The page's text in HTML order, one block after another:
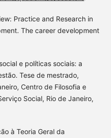
Practice and Research in
The career development
e políticas sociais: a
Tese de mestrado,
Centro de Filosofia e
Social, Rio de Janeiro,
à Teoria Geral da